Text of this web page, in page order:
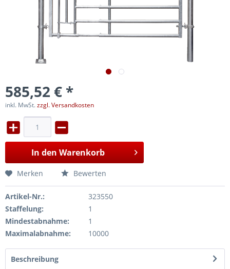
585,52 € *
inkl. MwSt.zzgl. Versandkosten
In den Warenkorb
Merken Bewerten
Artikel-Nr.:
323550
Staffelung:
1
Mindestabnahme:
1
Maximalabnahme:
10000
Beschreibung